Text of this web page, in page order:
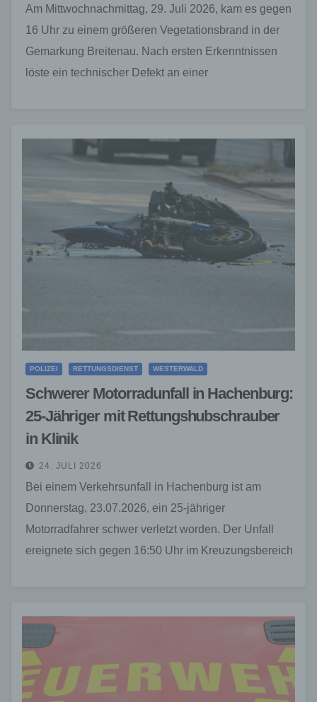
Am Mittwochnachmittag, 29. Juli 2026, kam es gegen
16 Uhr zu einem größeren Vegetationsbrand in der
Gemarkung Breitenau. Nach ersten Erkenntnissen
löste ein technischer Defekt an einer
POLIZEI RETTUNGSDIENST WESTERWALD
Schwerer Motorradunfall in Hachenburg:
25-Jähriger mit Rettungshubschrauber
in Klinik
24. JULI 2026
Bei einem Verkehrsunfall in Hachenburg ist am
Donnerstag, 23.07.2026, ein 25-jähriger
Motorradfahrer schwer verletzt worden. Der Unfall
ereignete sich gegen 16:50 Uhr im Kreuzungsbereich